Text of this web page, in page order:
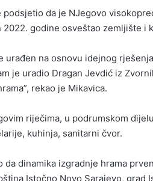
i
l
podsjetio da je NJegovo
2022. godine osveštao zemljište i
urađen na osnovu idejnog
je uradio Dragan Jevdić iz
rekao je Mikavica.
riječima, u podrumskom
kuhinja, sanitarni čvor.
da dinamika izgradnje hrama
Istočno Novo Sarajevo, grad